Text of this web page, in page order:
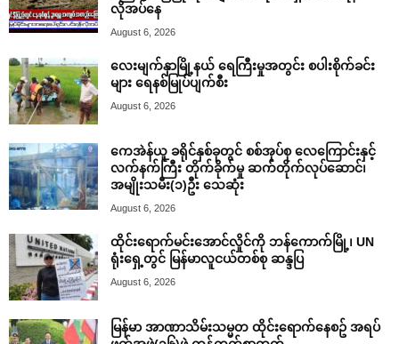
လိုအပ်နေ
August 6, 2026
လေးမျက်နှာမြို့နယ် ရေကြီးမှုအတွင်း စပါးစိုက်ခင်း
များ ရေနစ်မြုပ်ပျက်စီး
August 6, 2026
ကေအဲန်ယူ ခရိုင်နှစ်ခုတွင် စစ်အုပ်စု လေကြောင်းနှင့်
လက်နက်ကြီး တိုက်ခိုက်မှု ဆက်တိုက်လုပ်ဆောင်၊
အမျိုးသမီး(၁)ဦး သေဆုံး
August 6, 2026
ထိုင်းရောက်မင်းအောင်လှိုင်ကို ဘန်ကောက်မြို့၊ UN
ရုံးရှေ့တွင် မြန်မာလူငယ်တစ်စု ဆန္ဒပြ
August 6, 2026
မြန်မာ အာဏာသိမ်းသမ္မတ ထိုင်းရောက်နေစဥ် အရပ်